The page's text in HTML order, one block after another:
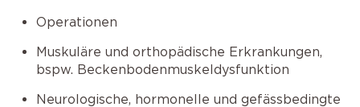
Operationen
Muskuläre und orthopädische Erkrankungen,
bspw. Beckenbodenmuskeldysfunktion
Neurologische, hormonelle und gefässbedingte